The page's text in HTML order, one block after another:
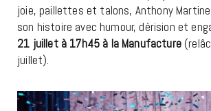
joie, paillettes et talons, Anthony
son histoire avec humour, dérision et
21 juillet à 17h45 à la Manufacture
juillet).